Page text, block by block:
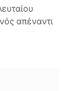
απέναντι